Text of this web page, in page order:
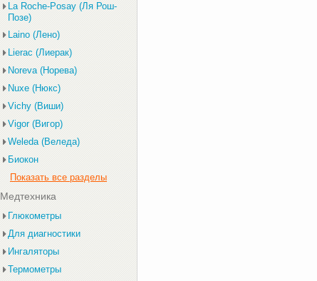
La Roche-Posay (Ля Рош-
Позе)
Laino (Лено)
Lierac (Лиерак)
Noreva (Норева)
Nuxe (Нюкс)
Vichy (Виши)
Vigor (Вигор)
Weleda (Веледа)
Биокон
Показать все разделы
Медтехника
Глюкометры
Для диагностики
Ингаляторы
Термометры